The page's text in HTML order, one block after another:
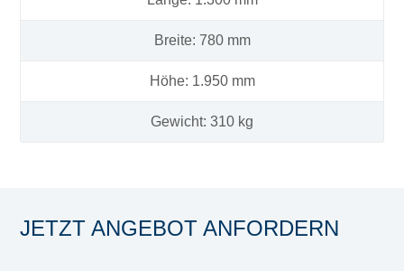
Breite: 780 mm
Höhe: 1.950 mm
Gewicht: 310 kg
JETZT ANGEBOT ANFORDERN